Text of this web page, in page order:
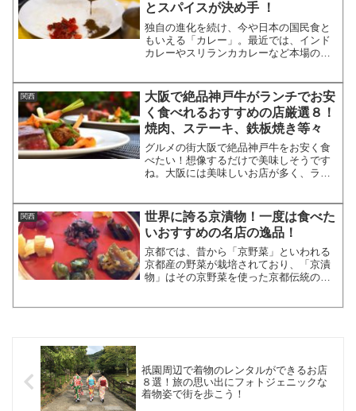
とスパイスが決め手 ！
独自の進化を続け、今や日本の国民食と
もいえる「カレー」。最近では、インド
カレーやスリランカカレーなど本場のカ
を誇っています。今回は大阪で本格的な
欧風カレーが食べられる人...
関西
大阪で絶品神戸牛がランチでお安
く食べれるおすすめの店厳選８！
焼肉、ステーキ、鉄板焼き等々
グルメの街大阪で絶品神戸牛をお安く食
べたい！想像するだけで美味しそうです
ね。大阪には美味しいお店が多く、ラン
肉、ステーキ、鉄板焼き等々ジャンルに
も迷うところです。今回は大...
関西
世界に誇る京漬物！一度は食べた
いおすすめの名店の逸品！
京都では、昔から「京野菜」といわれる
京都産の野菜が栽培されており、「京漬
物」はその京野菜を使った京都伝統の漬
祇園周辺で着物のレンタルができるお店
８選！旅の思い出にフォトジェニックな
着物姿で街を歩こう！